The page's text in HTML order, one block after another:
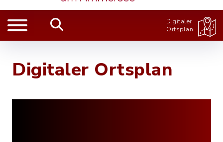
Digitaler
Ortsplan
Digitaler Ortsplan